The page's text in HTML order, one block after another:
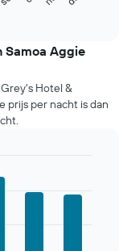
Samoa Aggie
Hotel &
prijs per nacht is dan